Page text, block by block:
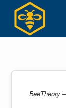
BeeTheory